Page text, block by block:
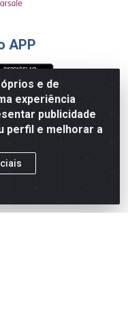
e de
experiência
publicidade
perfil e melhorar a
APP